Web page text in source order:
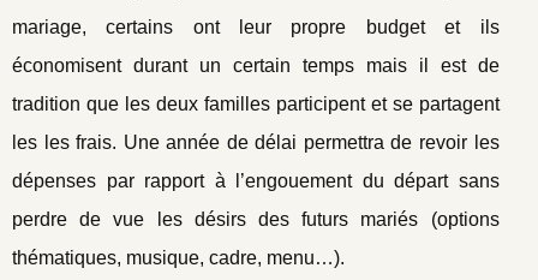
mariage, certains ont leur propre budget et ils
économisent durant un certain temps mais il est de
tradition que les deux familles participent et se partagent
les les frais. Une année de délai permettra de revoir les
dépenses par rapport à l’engouement du départ sans
perdre de vue les désirs des futurs mariés (options
thématiques, musique, cadre, menu…).